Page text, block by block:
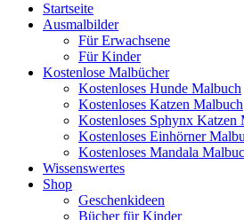
Startseite
Ausmalbilder
Für Erwachsene
Für Kinder
Kostenlose Malbücher
Kostenloses Hunde Malbuch
Kostenloses Katzen Malbuch
Kostenloses Sphynx Katzen
Kostenloses Einhörner
Kostenloses Mandala
Wissenswertes
Shop
Geschenkideen
Bücher für Kinder